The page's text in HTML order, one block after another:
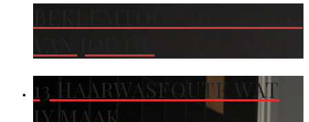
13 HAARWASFOUTE WAT